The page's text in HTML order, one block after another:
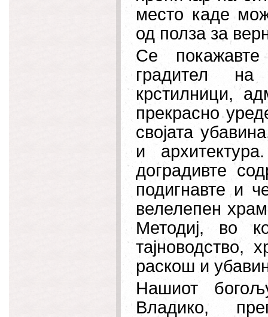
место каде
од полза за
Се
градител на
крстилници,
прекрасно
својата
и
доградивте
подигнавте и
велелепен
Методиј, во
тајноводство,
раскош и
Нашиот
Владико,